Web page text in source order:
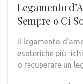
Legamento
Sempre o Ci
Il legamento
esoteriche più
o recuperare un